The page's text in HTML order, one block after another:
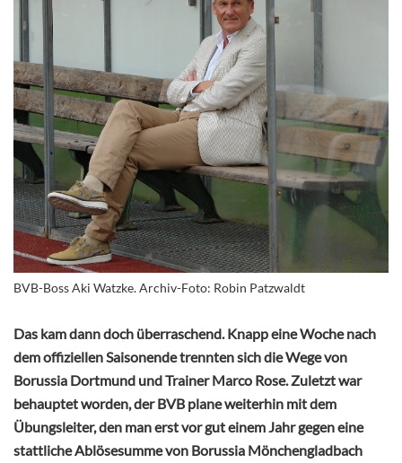
BVB-Boss Aki Watzke. Archiv-Foto: Robin Patzwaldt
Das kam dann doch überraschend. Knapp eine Woche nach
dem offiziellen Saisonende trennten sich die Wege von
Borussia Dortmund und Trainer Marco Rose. Zuletzt war
behauptet worden, der BVB plane weiterhin mit dem
Übungsleiter, den man erst vor gut einem Jahr gegen eine
stattliche Ablösesumme von Borussia Mönchengladbach